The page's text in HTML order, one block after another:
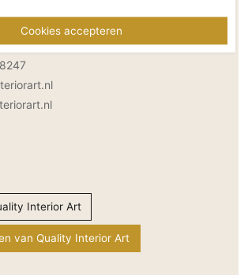
Interior Art
van Quality Interior Art
Cookies accepteren